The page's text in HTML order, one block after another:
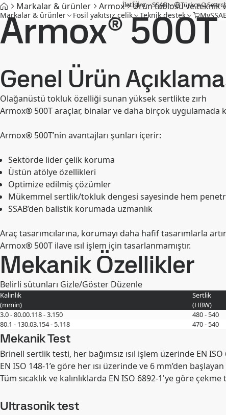
İletİşİm SSAB Türkçe
Markalar & ürünler Fosil yakıtsız çelik Teknik destek
Markalar & ürünler Armox Ürün tablosu ve teknik
Armox® 500T
Genel Ürün
Olağanüstü tokluk özelliği sunan yüksek sertlikte zırh
Armox® 500T araçlar, binalar ve daha birçok uygulamada
Armox® 500T’nin avantajları şunları içerir:
Sektörde lider çelik koruma
Üstün atölye özellikleri
Optimize edilmiş çözümler
Mükemmel sertlik/tokluk dengesi sayesinde hem
SSAB’den balistik korumada uzmanlık
Araç tasarımcılarına, korumayı daha hafif tasarımlarla
Armox® 500T ilave ısıl işlem için tasarlanmamıştır.
Mekanik Özellikler
Belirli sütunları Gizle/Göster Düzenle
Kalınlık
(mmin)
Sertlik
(HBW)
3.0 - 80.00.118 - 3.150 480 - 540
80.1 - 130.03.154 - 5.118 470 - 540
Mekanik Test
Brinell sertlik testi, her bağımsız ısıl işlem üzerinde EN ISO
EN ISO 148-1’e göre her ısı üzerinde ve 6 mm’den
Tüm sıcaklık ve kalınlıklarda EN ISO 6892-1'ye göre çekme
Ultrasonik test